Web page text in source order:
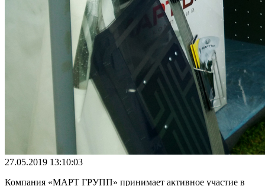
27.05.2019 13:10:03
Компания «МАРТ ГРУПП» принимает активное участие в